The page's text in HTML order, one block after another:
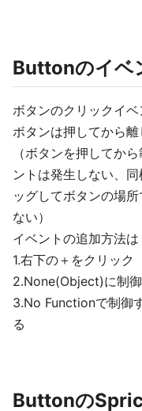
Buttonのイベ
ボタンのクリックイ
ボタンは押してから離
（ボタンを押してか
ントは発生しない、
ッグしてボタンの場
ない）
イベントの追加方法は
1.右下の＋をクリック
2.None(Object)に制
3.No Functionで制御
る
Buttonの